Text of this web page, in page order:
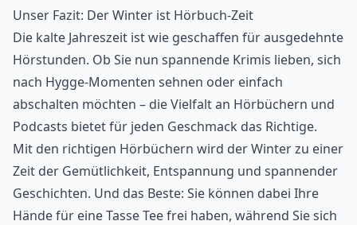
Unser Fazit: Der Winter ist Hörbuch-Zeit
Die kalte Jahreszeit ist wie geschaffen für ausgedehnte
Hörstunden. Ob Sie nun spannende Krimis lieben, sich
nach Hygge-Momenten sehnen oder einfach
abschalten möchten – die Vielfalt an Hörbüchern und
Podcasts bietet für jeden Geschmack das Richtige.
Mit den richtigen Hörbüchern wird der Winter zu einer
Zeit der Gemütlichkeit, Entspannung und spannender
Geschichten. Und das Beste: Sie können dabei Ihre
Hände für eine Tasse Tee frei haben, während Sie sich